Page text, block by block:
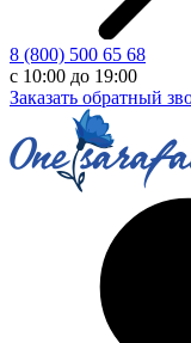
8 (800) 500 65 68
с 10:00 до 19:00
Заказать обратный